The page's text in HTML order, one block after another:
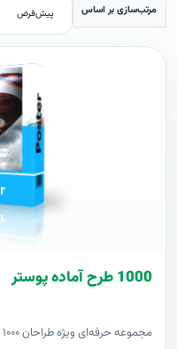
مرتب‌سازی بر اساس
1000 طرح آماده پوستر
مجموعه حرفه‌ای ویژه طراحان ۱۰۰۰ طرح آماده پوستر لایه‌باز فتوشاپ ..